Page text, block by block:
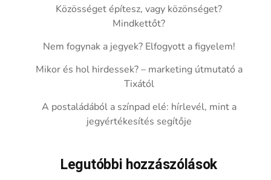
Közösséget építesz, vagy közönséget?
Mindkettőt?
Nem fogynak a jegyek? Elfogyott a figyelem!
Mikor és hol hirdessek? – marketing útmutató a
Tixától
A postaládából a színpad elé: hírlevél, mint a
jegyértékesítés segítője
Legutóbbi hozzászólások